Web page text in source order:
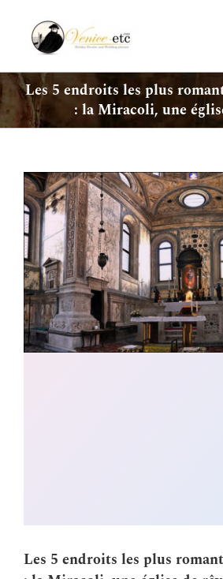
contenu
Les 5 endroits les plus
: la Miracoli, une
Voir
l'image
agrandie
Les 5 endroits les plus